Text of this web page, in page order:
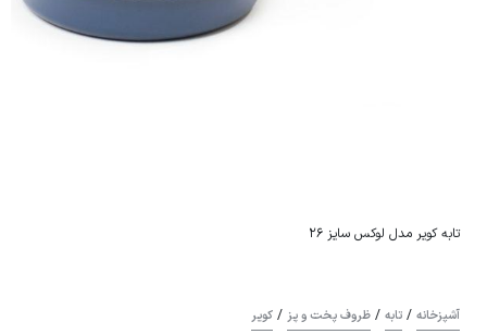
تابه کویر مدل لوکس سایز 26
آشپزخانه / تابه / ظروف پخت و پز / کویر